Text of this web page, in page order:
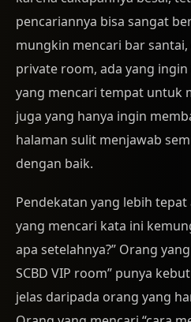
pencariannya bisa sangat
mungkin mencari bar
private room, ada yang
yang mencari tempat untuk
juga yang hanya ingin
halaman sulit menjawab
dengan baik.
Pendekatan yang lebih
yang mencari kata ini
apa setelahnya?” Orang
SCBD VIP room” punya
jelas daripada orang yang